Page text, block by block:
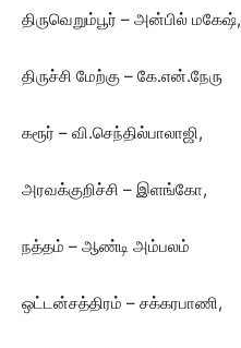
திருவெறும்பூர் – அன்பில் மகேஷ்,
திருச்சி மேற்கு – கே.என்.நேரு
கரூர் – வி.செந்தில்பாலாஜி,
அரவக்குறிச்சி – இளங்கோ,
நத்தம் – ஆண்டி அம்பலம்
ஒட்டன்சத்திரம் – சக்கரபாணி,